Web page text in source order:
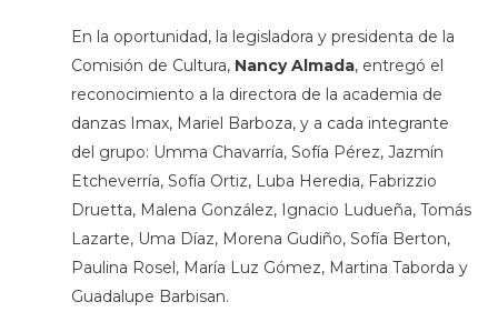
En la oportunidad, la legisladora y presidenta de la
Comisión de Cultura, Nancy Almada, entregó el
reconocimiento a la directora de la academia de
danzas Imax, Mariel Barboza, y a cada integrante
del grupo: Umma Chavarría, Sofía Pérez, Jazmín
Etcheverría, Sofía Ortiz, Luba Heredia, Fabrizzio
Druetta, Malena González, Ignacio Ludueña, Tomás
Lazarte, Uma Díaz, Morena Gudiño, Sofía Berton,
Paulina Rosel, María Luz Gómez, Martina Taborda y
Guadalupe Barbisan.